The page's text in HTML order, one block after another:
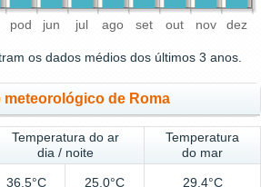
pod jun jul ago set out nov dez
os dados médios dos últimos 3 anos.
de Roma
Temperatura do ar
dia / noite
Temperatura
do mar
36.5°C 25.0°C 29.4°C